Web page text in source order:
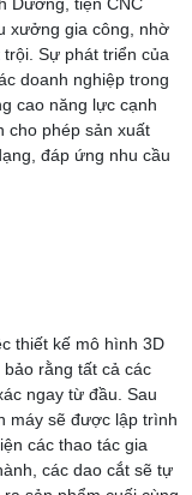
xưởng gia công, nhờ
Sự phát triển của
doanh nghiệp trong
cao năng lực cạnh
cho phép sản xuất
đáp ứng nhu cầu
thiết kế mô hình 3D
rằng tất cả các
ngay từ đầu. Sau
máy sẽ được lập trình
các thao tác gia
các dao cắt sẽ tự